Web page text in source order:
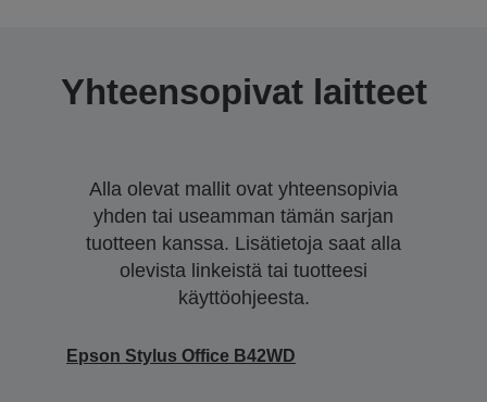
Yhteensopivat laitteet
Alla olevat mallit ovat yhteensopivia
yhden tai useamman tämän sarjan
tuotteen kanssa. Lisätietoja saat alla
olevista linkeistä tai tuotteesi
käyttöohjeesta.
Epson Stylus Office B42WD